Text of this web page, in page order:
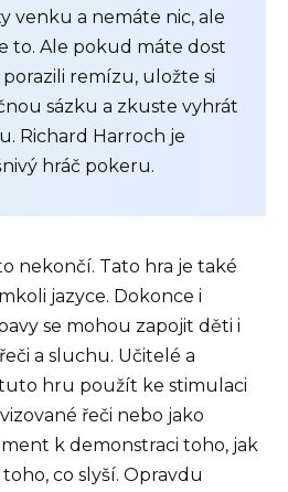
venku a nemáte nic, ale
to. Ale pokud máte dost
remízu, uložte si
sázku a zkuste vyhrát
Richard Harroch je
hráč pokeru.
nekončí. Tato hra je také
jazyce. Dokonce i
se mohou zapojit děti i
a sluchu. Učitelé a
hru použít ke stimulaci
řeči nebo jako
k demonstraci toho, jak
co slyší. Opravdu